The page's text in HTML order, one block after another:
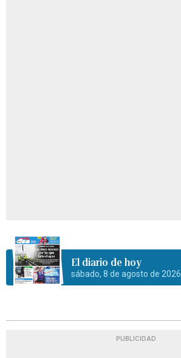
El diario de hoy
sábado, 8 de agosto de 2026
PUBLICIDAD